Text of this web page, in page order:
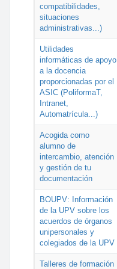
compatibilidades,
situaciones
administrativas...)
Utilidades
informáticas de apoyo
a la docencia
proporcionadas por el
ASIC (PoliformaT,
Intranet,
Automatrícula...)
Acogida como
alumno de
intercambio, atención
y gestión de tu
documentación
BOUPV: Información
de la UPV sobre los
acuerdos de órganos
unipersonales y
colegiados de la UPV
Talleres de formación